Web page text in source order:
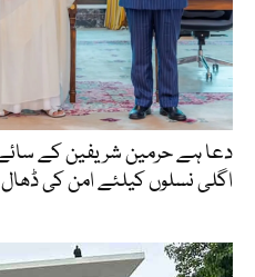
دعا ہے حرمین شریفین کے سائے
اگلی نسلوں کیلئے امن کی ڈھال